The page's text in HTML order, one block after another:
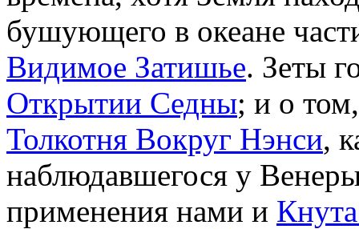
бушующего в океане
Видимое Затишье. Зеты
Открытии Седны; и о
Толкотня Вокруг Нэнси,
наблюдавшегося у
применения нами и